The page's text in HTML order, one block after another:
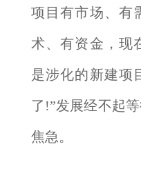
项目有市场、有
术、有资金，现
是涉化的新建项
了!”发展经不起
焦急。